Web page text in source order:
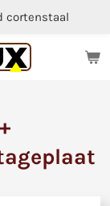
cortenstaal